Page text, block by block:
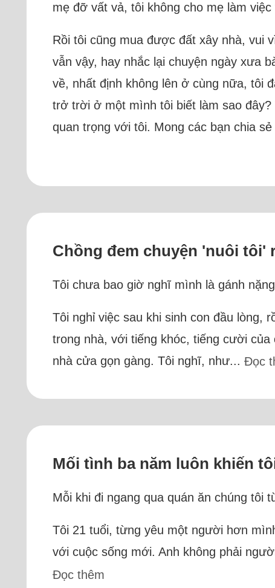
mẹ đỡ vất vả, tôi không cho mẹ làm
Rồi tôi cũng mua được đất xây nhà, vui
vẫn vậy, hay nhắc lại chuyện ngày xưa
về, nhất định không lên ở cùng nữa, tôi
trở trời ở một mình tôi biết làm sao
quan trọng với tôi. Mong các bạn chia sẻ
Chồng đem chuyện 'nuôi tôi'
Tôi chưa bao giờ nghĩ mình là gánh
Tôi nghỉ việc sau khi sinh con đầu lòng,
trong nhà, với tiếng khóc, tiếng cười
nhà cửa gọn gàng. Tôi nghĩ, như...Đọc
Mối tình ba năm luôn khiến
Mỗi khi đi ngang qua quán ăn chúng tôi
Tôi 21 tuổi, từng yêu một người hơn
với cuộc sống mới. Anh không phải
Đọc thêm